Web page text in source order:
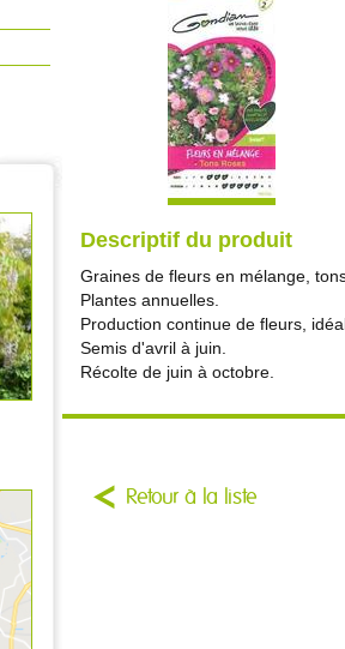
Descriptif du produit
Graines de fleurs en mélange,
Plantes annuelles.
Production continue de fleurs,
Semis d'avril à juin.
Récolte de juin à octobre.
Retour à la liste